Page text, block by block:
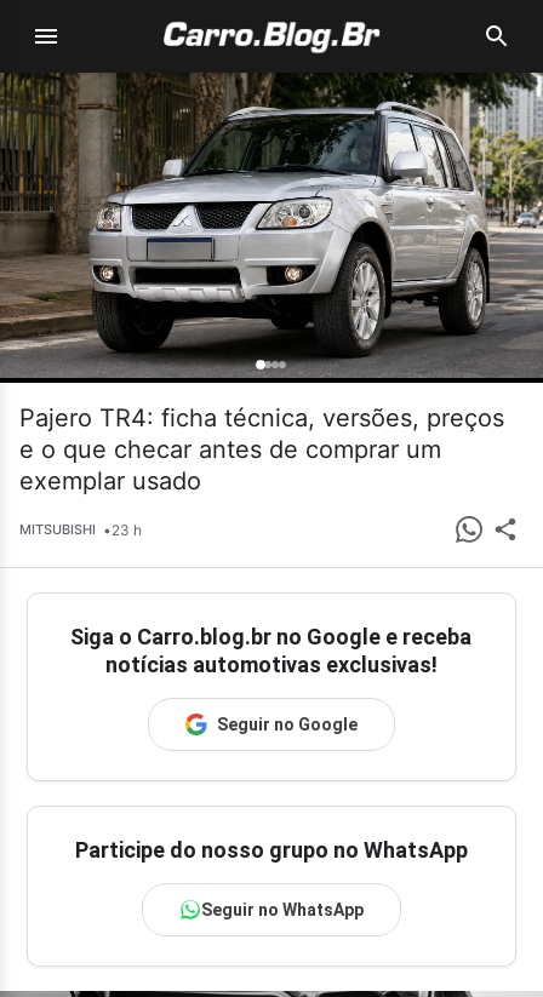
Pajero TR4: ficha técnica, versões, preços
e o que checar antes de comprar um
exemplar usado
MITSUBISHI •23 h
Siga o Carro.blog.br no Google e receba
notícias automotivas exclusivas!
Seguir no Google
Participe do nosso grupo no WhatsApp
Seguir no WhatsApp